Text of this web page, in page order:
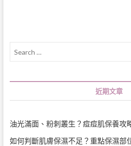
近期文章
油光滿面、粉刺叢生？痘痘肌保養攻
如何判斷肌膚保濕不足？重點保濕部